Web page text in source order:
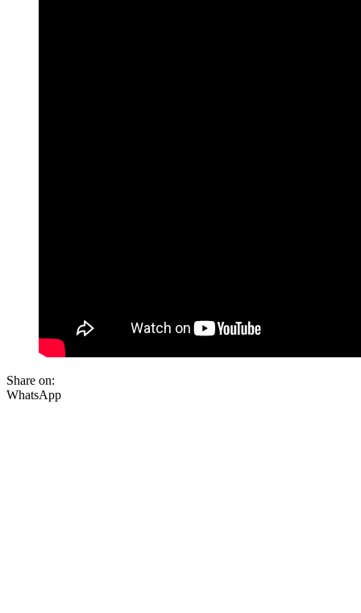
Share on:
WhatsApp